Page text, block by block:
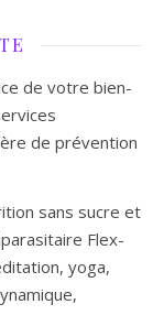
de votre bien-
de prévention
sans sucre et
Flex-
yoga,